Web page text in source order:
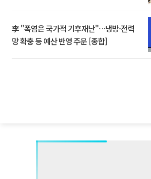
李 "폭염은 국가적 기후재난"…냉방·전력
망 확충 등 예산 반영 주문 [종합]